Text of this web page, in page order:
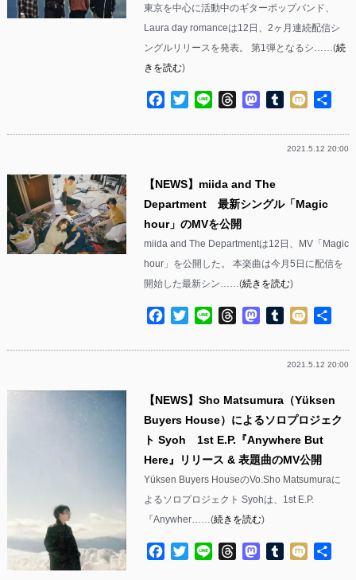
東京を中心に活動中のギターポップバンド、
Laura day romanceは12日、2ヶ月連続配信シ
ングルリリースを発表。 第1弾となるシ……(続
きを読む)
Facebook
TwitterLine ThreadsMastodon
Tumblr
Mixi
2021.5.12 20:00
【NEWS】miida and The
Department 最新シングル「Magic
hour」のMVを公開
miida and The Departmentは12日、MV「Magic
hour」を公開した。 本楽曲は今月5日に配信を
開始した最新シン……(続きを読む)
Facebook
TwitterLine ThreadsMastodon
Tumblr
Mixi
2021.5.12 20:00
【NEWS】Sho Matsumura（Yüksen
Buyers House）によるソロプロジェク
ト Syoh 1st E.P.『Anywhere But
Here』リリース & 表題曲のMV公開
Yüksen Buyers HouseのVo.Sho Matsumuraに
よるソロプロジェクト Syohは、1st E.P.
『Anywher……(続きを読む)
Facebook
TwitterLine ThreadsMastodon
Tumblr
Mixi